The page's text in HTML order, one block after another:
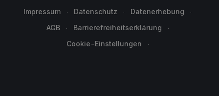
Impressum Datenschutz
Datenerhebung
AGB
Barrierefreiheitserklärung
Cookie-Einstellungen